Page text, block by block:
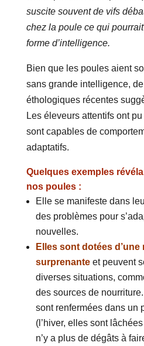
suscite souvent de vifs
chez la poule ce qui
forme d’intelligence.
Bien que les poules aient
sans grande intelligence,
éthologiques récentes
Les éleveurs attentifs ont
sont capables de
adaptatifs.
Quelques exemples
nos poules :
Elle se manifeste dans
des problèmes pour
nouvelles.
Elles sont dotées d’une
surprenanteet peuvent
diverses situations,
des sources de
sont renfermées dans un
(l’hiver, elles sont
n’y a plus de dégâts à